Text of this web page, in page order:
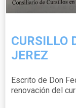
CURSILLO
JEREZ
Escrito de Don
renovación del